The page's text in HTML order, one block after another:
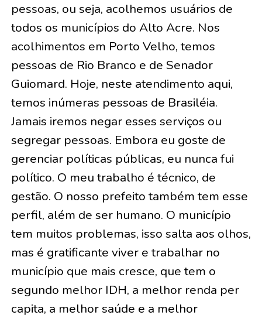
pessoas, ou seja, acolhemos usuários de
todos os municípios do Alto Acre. Nos
acolhimentos em Porto Velho, temos
pessoas de Rio Branco e de Senador
Guiomard. Hoje, neste atendimento aqui,
temos inúmeras pessoas de Brasiléia.
Jamais iremos negar esses serviços ou
segregar pessoas. Embora eu goste de
gerenciar políticas públicas, eu nunca fui
político. O meu trabalho é técnico, de
gestão. O nosso prefeito também tem esse
perfil, além de ser humano. O município
tem muitos problemas, isso salta aos olhos,
mas é gratificante viver e trabalhar no
município que mais cresce, que tem o
segundo melhor IDH, a melhor renda per
capita, a melhor saúde e a melhor